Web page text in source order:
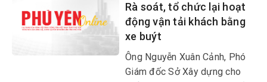
tỉnh đang gặp nhiều khó khăn,
bất cập. Sở Xây dựng chỉ đạo
quyết liệt cải thiện toàn diện
hệ thống xe buýt nhằm hướng
đến xây dựng thành phố xanh,
Rà soát, tổ chức lại hoạt
động vận tải khách bằng
xe buýt
Ông Nguyễn Xuân Cảnh, Phó
Giám đốc Sở Xây dựng cho